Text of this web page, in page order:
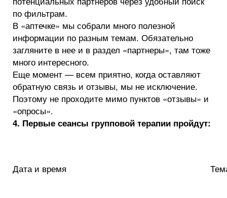
по фильтрам.
В «аптечке» мы собрали много полезной
информации по разным темам. Обязательно
загляните в нее и в раздел «партнеры», там тоже
много интересного.
Еще момент — всем приятно, когда оставляют
обратную связь и отзывы, мы не исключение.
Поэтому не проходите мимо пунктов «отзывы» и
«опросы».
4. Первые сеансы групповой терапии пройдут:
Дата и время